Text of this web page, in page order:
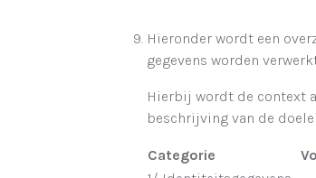
Hieronder wordt een
gegevens worden
Hierbij wordt de context
beschrijving van de
Categorie